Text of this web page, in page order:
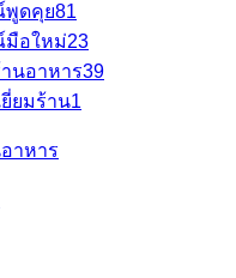
ดคุย81
อใหม่23
นอาหาร39
ยมร้าน1